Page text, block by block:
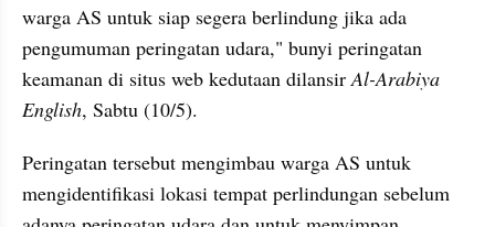
warga AS untuk siap segera berlindung jika ada
pengumuman peringatan udara," bunyi peringatan
keamanan di situs web kedutaan dilansir Al-Arabiya
English, Sabtu (10/5).
Peringatan tersebut mengimbau warga AS untuk
mengidentifikasi lokasi tempat perlindungan sebelum